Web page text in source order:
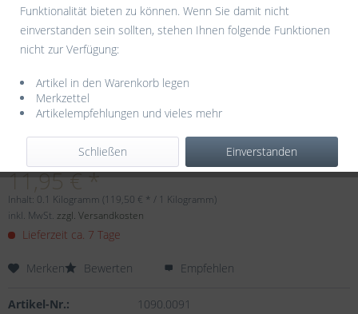
Dieser Artikel steht derzeit nicht zur Verfügung!
11,95 € *
Inhalt: 0.1 Kilogramm (119,50 € * / 1 Kilogramm)
inkl. MwSt. zzgl. Versandkosten
Lieferzeit ca. 7 Tage
Merken Bewerten Empfehlen
Artikel-Nr.: 1090.0091
Funktionalität bieten zu können. Wenn Sie damit nicht
einverstanden sein sollten, stehen Ihnen folgende Funktionen
nicht zur Verfügung:
Artikel in den Warenkorb legen
Merkzettel
Artikelempfehlungen und vieles mehr
Einverstanden
Schließen